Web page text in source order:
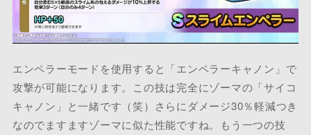
エンペラーモードを使用すると「エンペラーキャノン」で
攻撃が可能になります。この技は完全にゾーマの「サイコ
キャノン」と一緒です（笑）さらにダメージ30％軽減つき
なのでますますゾーマに似た性能ですね。もう一つの技